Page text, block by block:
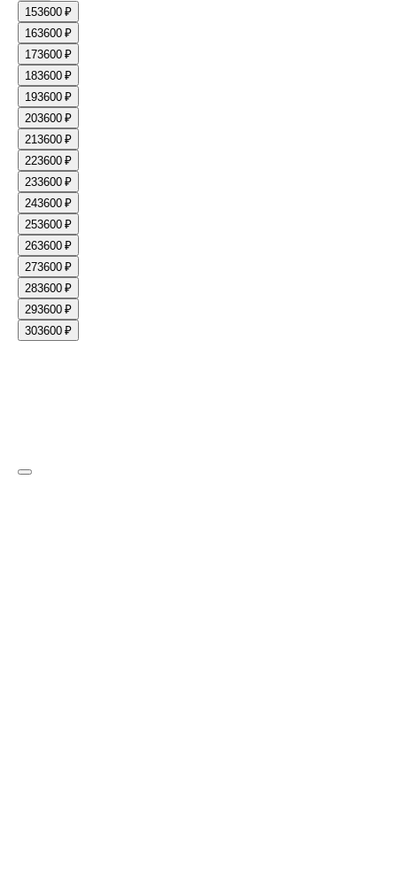
153600 ₽
163600 ₽
173600 ₽
183600 ₽
193600 ₽
203600 ₽
213600 ₽
223600 ₽
233600 ₽
243600 ₽
253600 ₽
263600 ₽
273600 ₽
283600 ₽
293600 ₽
303600 ₽